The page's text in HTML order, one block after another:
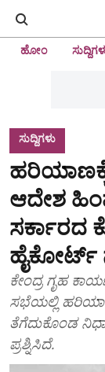
ಹೋಂ
ಸುದ್ದಿಗಳು
ಆದೇಶ
ಸರ್ಕಾರದ
ಕೇಂದ್ರ ಗೃಹ
ಸಭೆಯಲ್ಲಿ
ತೆಗೆದುಕೊಂಡ
ಪ್ರಶ್ನಿಸಿದೆ.